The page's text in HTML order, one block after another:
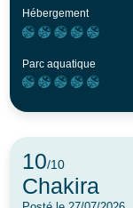
Hébergement
Parc aquatique
10/10
Chakira